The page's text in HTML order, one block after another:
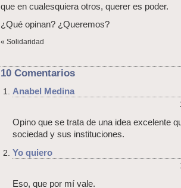
que en cualesquiera otros, querer es poder.
¿Qué opinan? ¿Queremos?
« Solidaridad
10 Comentarios
Anabel Medina
Opino que se trata de una idea excelente
sociedad y sus instituciones.
Yo quiero
Eso, que por mí vale.